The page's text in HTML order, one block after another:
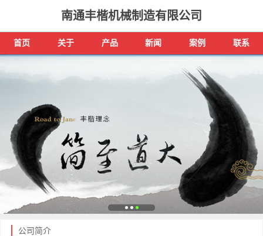
南通丰楷机械制造有限公司
首页 关于 产品 新闻 案例 联系
公司简介